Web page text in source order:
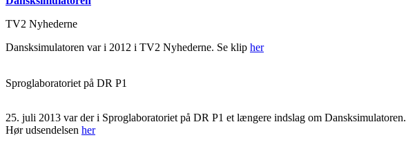
TV2 Nyhederne
Dansksimulatoren var i 2012 i TV2 Nyhederne. Se klip her
Sproglaboratoriet på DR P1
25. juli 2013 var der i Sproglaboratoriet på DR P1 et længere indslag om Dansksimulatoren.
Hør udsendelsen her